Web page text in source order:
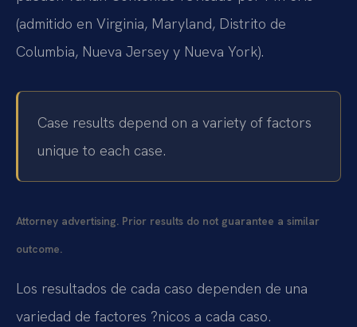
(admitido en Virginia, Maryland, Distrito de
Columbia, Nueva Jersey y Nueva York).
Case results depend on a variety of factors
unique to each case.
Attorney advertising. Prior results do not guarantee a similar
outcome.
Los resultados de cada caso dependen de una
variedad de factores ?nicos a cada caso.